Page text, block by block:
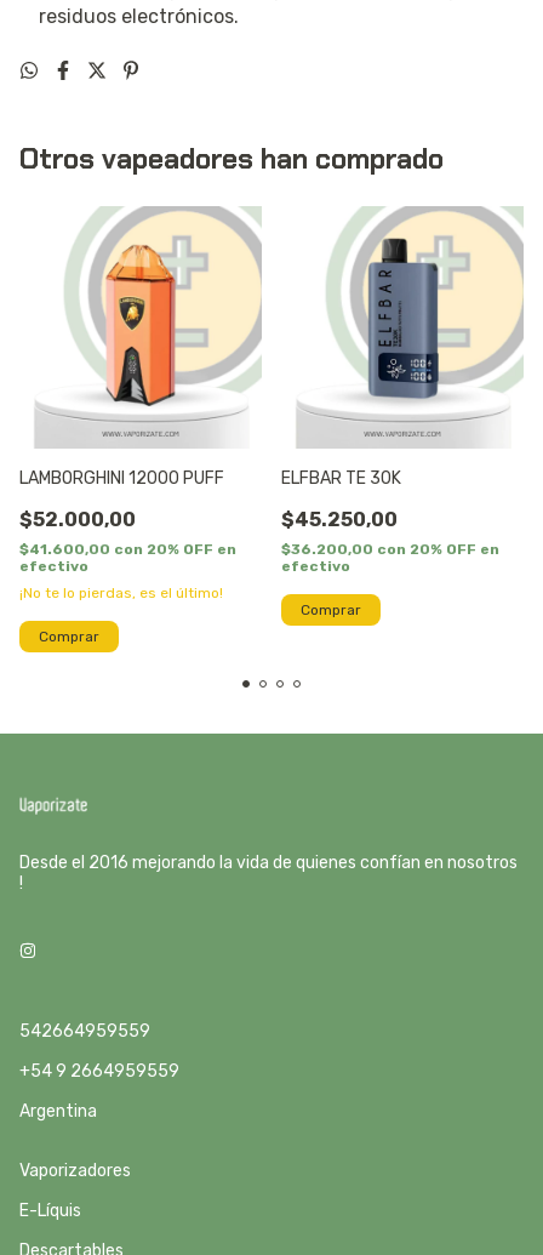
residuos electrónicos.
Otros vapeadores han comprado
LAMBORGHINI 12000 PUFF
$52.000,00
$41.600,00 con 20% OFF en
efectivo
¡No te lo pierdas, es el último!
Comprar
ELFBAR TE 30K
$45.250,00
$36.200,00 con 20% OFF en
efectivo
Comprar
Desde el 2016 mejorando la vida de quienes confían en nosotros
!
542664959559
+54 9 2664959559
Argentina
Vaporizadores
E-Líquis
Descartables